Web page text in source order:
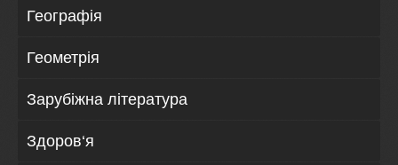
Географія
Геометрія
Зарубіжна література
Здоров‘я